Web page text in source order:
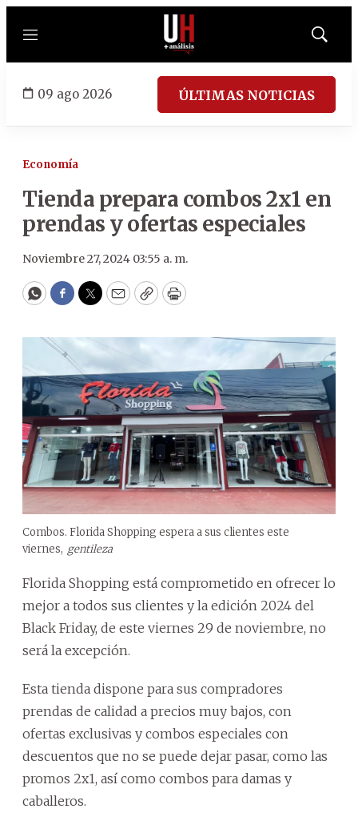
Menú
Mostrar
09 ago 2026 ÚLTIMAS NOTICIAS
Economía
Tienda prepara combos 2x1 en
prendas y ofertas especiales
Noviembre 27, 2024 03:55 a. m.
WhatsApp
Facebook
Twitter
EmailCopyPrint
Combos. Florida Shopping espera a sus clientes este
viernes, gentileza
Florida Shopping está comprometido en ofrecer lo
mejor a todos sus clientes y la edición 2024 del
Black Friday, de este viernes 29 de noviembre, no
será la excepción.
Esta tienda dispone para sus compradores
prendas de calidad a precios muy bajos, con
ofertas exclusivas y combos especiales con
descuentos que no se puede dejar pasar, como las
promos 2x1, así como combos para damas y
caballeros.